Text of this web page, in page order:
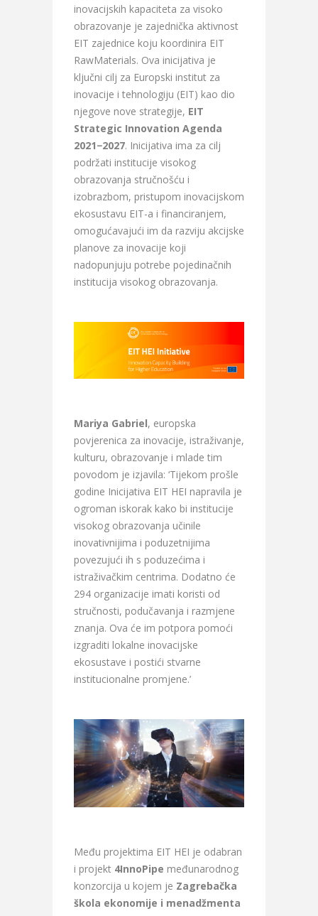
inovacijskih kapaciteta za visoko
obrazovanje je zajednička aktivnost
EIT zajednice koju koordinira EIT
RawMaterials. Ova inicijativa je
ključni cilj za Europski institut za
inovacije i tehnologiju (EIT) kao dio
njegove nove strategije, EIT
Strategic Innovation Agenda
2021−2027. Inicijativa ima za cilj
podržati institucije visokog
obrazovanja stručnošću i
izobrazbom, pristupom inovacijskom
ekosustavu EIT-a i financiranjem,
omogućavajući im da razviju akcijske
planove za inovacije koji
nadopunjuju potrebe pojedinačnih
institucija visokog obrazovanja.
Mariya Gabriel, europska
povjerenica za inovacije, istraživanje,
kulturu, obrazovanje i mlade tim
povodom je izjavila: ‘Tijekom prošle
godine Inicijativa EIT HEI napravila je
ogroman iskorak kako bi institucije
visokog obrazovanja učinile
inovativnijima i poduzetnijima
povezujući ih s poduzećima i
istraživačkim centrima. Dodatno će
294 organizacije imati koristi od
stručnosti, podučavanja i razmjene
znanja. Ova će im potpora pomoći
izgraditi lokalne inovacijske
ekosustave i postići stvarne
institucionalne promjene.’
Među projektima EIT HEI je odabran
i projekt 4InnoPipe međunarodnog
konzorcija u kojem je Zagrebačka
škola ekonomije i menadžmenta